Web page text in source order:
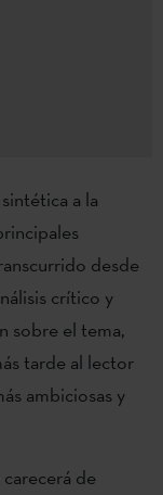
a la
desde
crítico y
sobre el tema,
tarde al lector
ambiciosas y
de